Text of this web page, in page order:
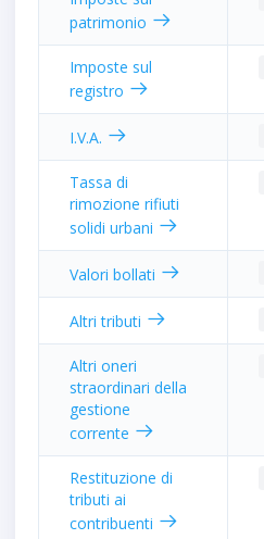
patrimonio
Imposte sul
registro
I.V.A.
Tassa di
rimozione rifiuti
solidi urbani
Valori bollati
Altri tributi
Altri oneri
straordinari della
gestione
corrente
Restituzione di
tributi ai
contribuenti